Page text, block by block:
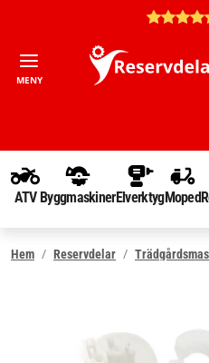
MENY
ATV ByggmaskinerElverktygMoped
Hem Reservdelar